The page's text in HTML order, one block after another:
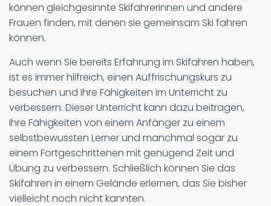
können gleichgesinnte Skifahrerinnen und andere
Frauen finden, mit denen sie gemeinsam Ski fahren
können.
Auch wenn Sie bereits Erfahrung im Skifahren haben,
ist es immer hilfreich, einen Auffrischungskurs zu
besuchen und Ihre Fähigkeiten im Unterricht zu
verbessern. Dieser Unterricht kann dazu beitragen,
Ihre Fähigkeiten von einem Anfänger zu einem
selbstbewussten Lerner und manchmal sogar zu
einem Fortgeschrittenen mit genügend Zeit und
Übung zu verbessern. Schließlich können Sie das
Skifahren in einem Gelände erlernen, das Sie bisher
vielleicht noch nicht kannten.